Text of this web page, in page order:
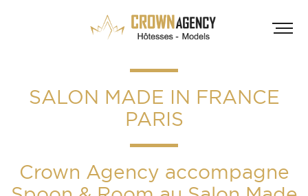
SALON MADE IN FRANCE
PARIS
Crown Agency accompagne